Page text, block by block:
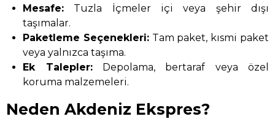
Mesafe: Tuzla İçmeler içi veya şehir dışı
taşımalar.
Paketleme Seçenekleri:Tam paket, kısmi paket
veya yalnızca taşıma.
Ek Talepler:Depolama, bertaraf veya özel
koruma malzemeleri.
Neden Akdeniz Ekspres?